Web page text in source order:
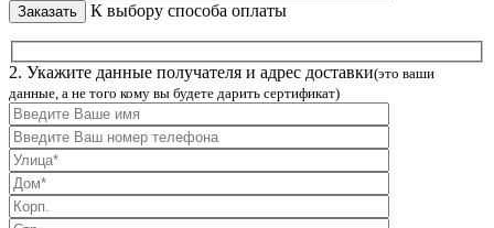
К выбору способа оплаты
2. Укажите данные получателя и адрес доставки(это ваши
данные, а не того кому вы будете дарить сертификат)